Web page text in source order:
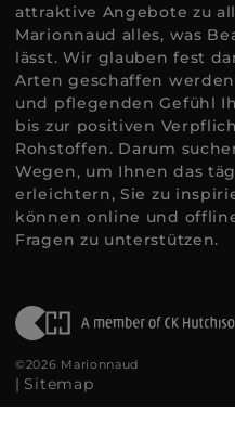
attraktive Angebote zu
Marionnaud alles, was
lässt. Wir glauben fest
Arten geschaffen
und pflegenden Gefühl
bis zur positiven
Rohstoffen. Darum
Wegen, um Ihnen das
erleichtern, Sie zu
können online und
Fragen zu unterstützen.
©2026 Marionnaud
| Sitemap